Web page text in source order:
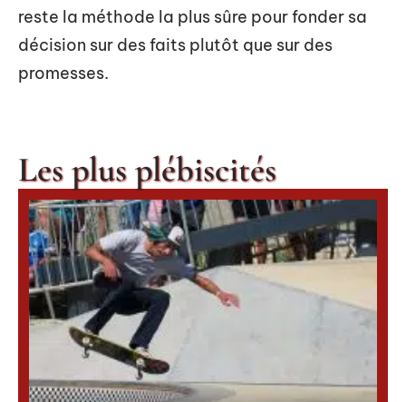
reste la méthode la plus sûre pour fonder sa
décision sur des faits plutôt que sur des
promesses.
Les plus plébiscités